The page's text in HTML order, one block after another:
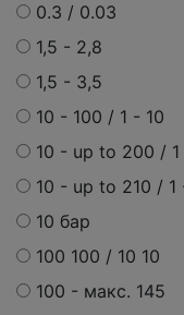
0.3 / 0.03
1,5 - 2,8
1,5 - 3,5
10 - 100 / 1 - 10
10 - up to 200 /
10 - up to 210 / 1
10 бар
100 100 / 10 10
100 - макс. 145